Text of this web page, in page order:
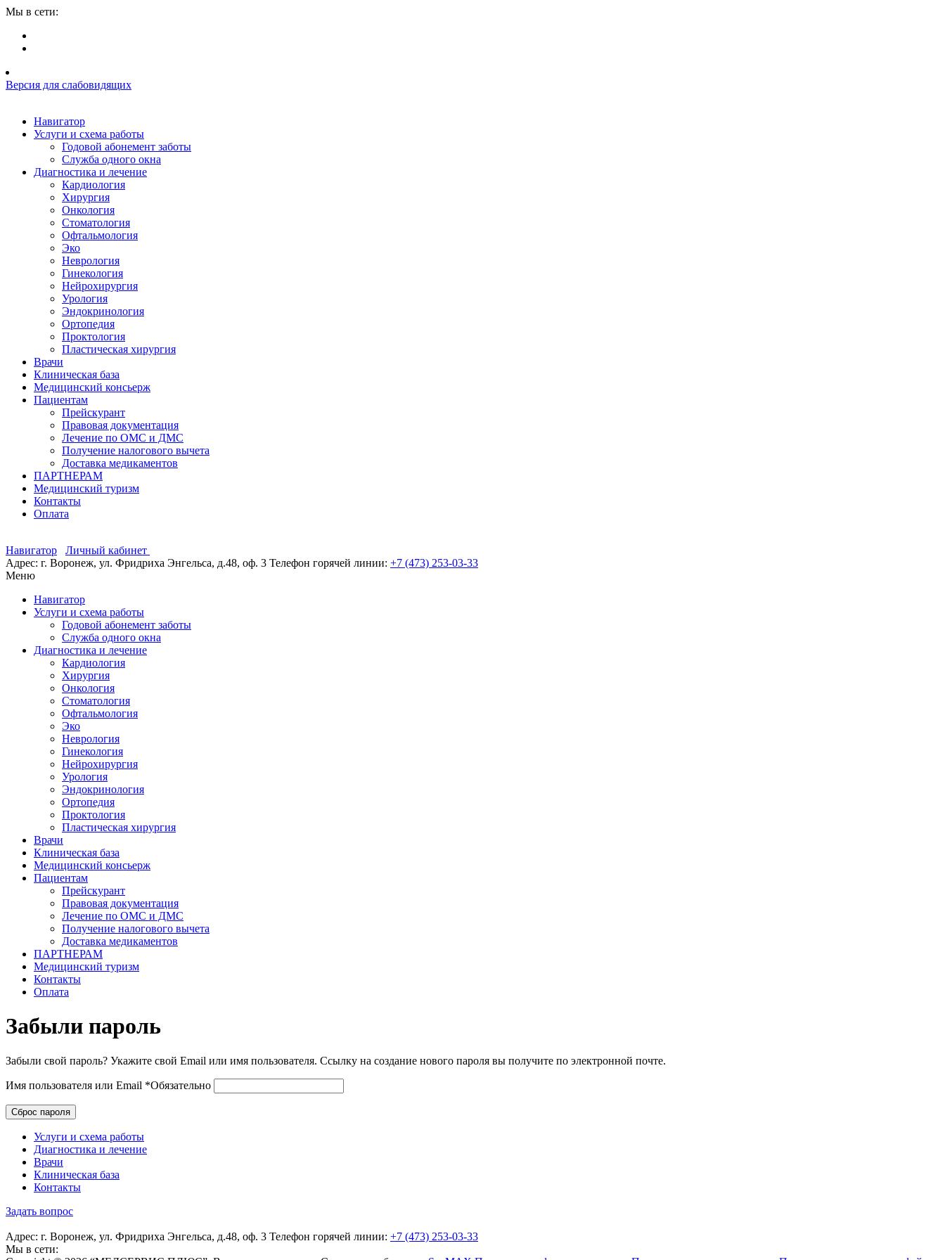
Мы в сети:
Версия для слабовидящих
Навигатор
Услуги и схема работы
Годовой абонемент заботы
Служба одного окна
Диагностика и лечение
Кардиология
Хирургия
Онкология
Стоматология
Офтальмология
Эко
Неврология
Гинекология
Нейрохирургия
Урология
Эндокринология
Ортопедия
Проктология
Пластическая хирургия
Врачи
Клиническая база
Медицинский консьерж
Пациентам
Прейскурант
Правовая документация
Лечение по ОМС и ДМС
Получение налогового вычета
Доставка медикаментов
ПАРТНЕРАМ
Медицинский туризм
Контакты
Оплата
Навигатор
Личный кабинет
Адрес: г. Воронеж, ул. Фридриха Энгельса, д.48, оф. 3 Телефон горячей линии: +7 (473) 253-03-33
Меню
Навигатор
Услуги и схема работы
Годовой абонемент заботы
Служба одного окна
Диагностика и лечение
Кардиология
Хирургия
Онкология
Стоматология
Офтальмология
Эко
Неврология
Гинекология
Нейрохирургия
Урология
Эндокринология
Ортопедия
Проктология
Пластическая хирургия
Врачи
Клиническая база
Медицинский консьерж
Пациентам
Прейскурант
Правовая документация
Лечение по ОМС и ДМС
Получение налогового вычета
Доставка медикаментов
ПАРТНЕРАМ
Медицинский туризм
Контакты
Оплата
Забыли пароль
Забыли свой пароль? Укажите свой Email или имя пользователя. Ссылку на создание нового пароля вы получите по электронной почте.
Имя пользователя или Email *Обязательно
Сброс пароля
Услуги и схема работы
Диагностика и лечение
Врачи
Клиническая база
Контакты
Задать вопрос
Адрес: г. Воронеж, ул. Фридриха Энгельса, д.48, оф. 3 Телефон горячей линии: +7 (473) 253-03-33
Мы в сети: